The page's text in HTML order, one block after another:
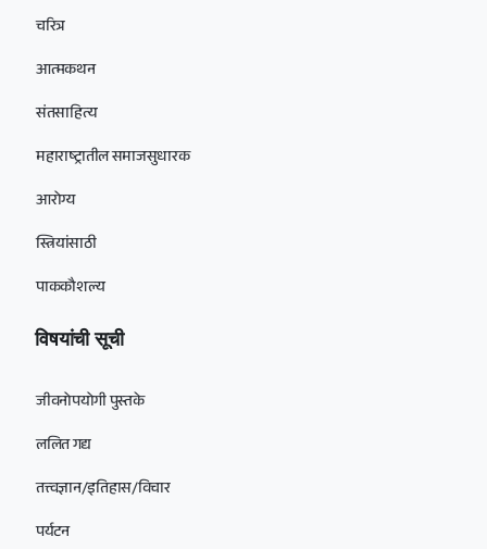
चरित्र
आत्मकथन
संतसाहित्य
महाराष्ट्रातील समाजसुधारक
आरोग्य
स्त्रियांसाठी
पाककौशल्य
विषयांची सूची
जीवनोपयोगी पुस्तके
ललित गद्य
तत्त्वज्ञान/इतिहास/विचार
पर्यटन